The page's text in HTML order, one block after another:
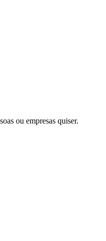
ou empresas quiser.